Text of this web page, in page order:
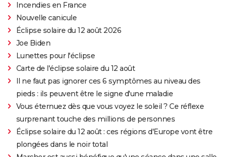
Incendies en France
Nouvelle canicule
Éclipse solaire du 12 août 2026
Joe Biden
Lunettes pour l'éclipse
Carte de l'éclipse solaire du 12 août
Il ne faut pas ignorer ces 6 symptômes au niveau des
pieds : ils peuvent être le signe d'une maladie
Vous éternuez dès que vous voyez le soleil ? Ce réflexe
surprenant touche des millions de personnes
Éclipse solaire du 12 août : ces régions d'Europe vont être
plongées dans le noir total